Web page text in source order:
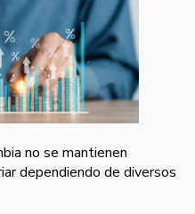
no se mantienen
dependiendo de diversos